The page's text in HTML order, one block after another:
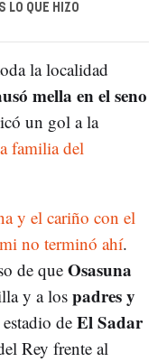
LO QUE HIZO
la localidad
mella en el seno
un gol a la
familia del
y el cariño con el
no terminó ahí.
de que Osasuna
y a los padres y
deEl Sadar
Rey frente al